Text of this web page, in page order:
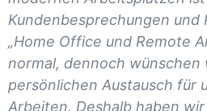
Kundenbesprechungen und
„Home Office und Remote
normal, dennoch wünschen
persönlichen Austausch für
Arbeiten. Deshalb haben